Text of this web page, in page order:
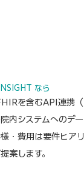
なら
を含むAPI連携（
内システムへのデ
・費用は要件ヒア
案します。